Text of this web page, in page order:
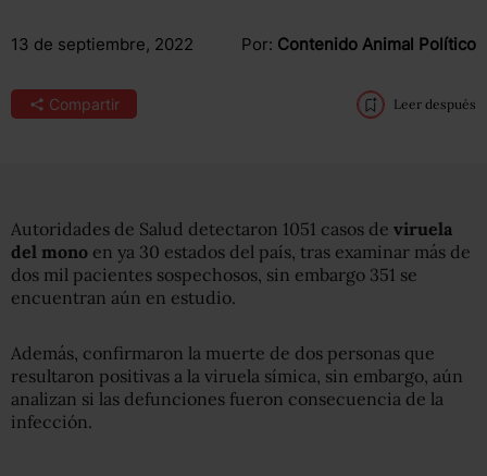
13 de septiembre, 2022 Por: Contenido Animal Político
Compartir Leer después
Autoridades de Salud detectaron 1051 casos de viruela
del mono en ya 30 estados del país, tras examinar más de
dos mil pacientes sospechosos, sin embargo 351 se
encuentran aún en estudio.
Además, confirmaron la muerte de dos personas que
resultaron positivas a la viruela símica, sin embargo, aún
analizan si las defunciones fueron consecuencia de la
infección.